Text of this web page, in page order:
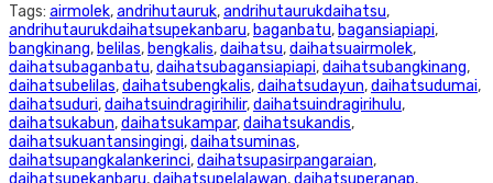
Tags: airmolek,andrihutauruk,andrihutaurukdaihatsu,
andrihutaurukdaihatsupekanbaru, baganbatu, bagansiapiapi,
bangkinang, belilas, bengkalis,daihatsu,daihatsuairmolek,
daihatsubaganbatu,daihatsubagansiapiapi,daihatsubangkinang,
daihatsubelilas,daihatsubengkalis,daihatsudayun,daihatsudumai,
daihatsuduri,daihatsuindragirihilir,daihatsuindragirihulu,
daihatsukabun,daihatsukampar,daihatsukandis,
daihatsukuantansingingi,daihatsuminas,
daihatsupangkalankerinci,daihatsupasirpangaraian,
daihatsupekanbaru,daihatsupelalawan,daihatsuperanap,